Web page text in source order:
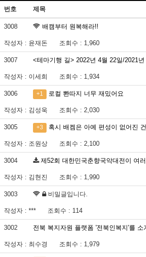
번호 제목
3008 배캠부터 원복해라!!
작성자 : 윤재돈 조회수 : 1,960
3007 <테마기행 길> 2022년 4월 22일/2021
작성자 : 이세희 조회수 : 1,934
3006 +1 로컬 뽠따지 너무 재밌어요
작성자 : 김성욱 조회수 : 2,030
3005 +3 혹시 배켐은 아예 편성이 없어진
작성자 : 조원상 조회수 : 2,100
3004 제52회 대한민국춘향국악대전이 여
작성자 : 김현진 조회수 : 1,990
3003 비밀글입니다.
작성자 : *** 조회수 : 114
3002 전북 복지자원 플랫폼 '전북인복지'를 소
작성자 : 최수경 조회수 : 1,979